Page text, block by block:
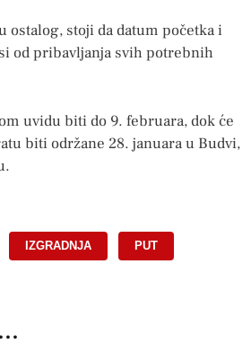
ostalog, stoji da datum početka i
od pribavljanja svih potrebnih
uvidu biti do 9. februara, dok će
biti održane 28. januara u Budvi,
IZGRADNJA PUT